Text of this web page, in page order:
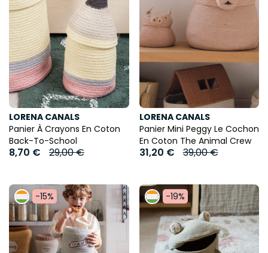
LORENA CANALS
Panier À Crayons En Coton
Back-To-School
8,70 € 29,00 €
LORENA CANALS
Panier Mini Peggy Le Cochon
En Coton The Animal Crew
31,20 € 39,00 €
-15% -19%